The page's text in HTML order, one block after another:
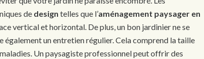
de design telles que l’aménagement paysager en
vertical et horizontal. De plus, un bon jardinier ne se
également un entretien régulier. Cela comprend la taille
Un paysagiste professionnel peut offrir des